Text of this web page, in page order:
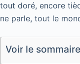
tout doré, encore
ne parle, tout le
Voir le sommaire